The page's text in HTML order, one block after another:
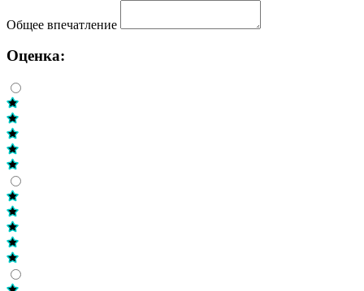
Общее впечатление
Оценка: